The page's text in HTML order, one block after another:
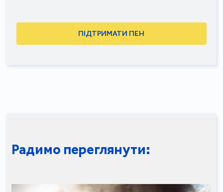
ПІДТРИМАТИ ПЕН
Радимо переглянути: